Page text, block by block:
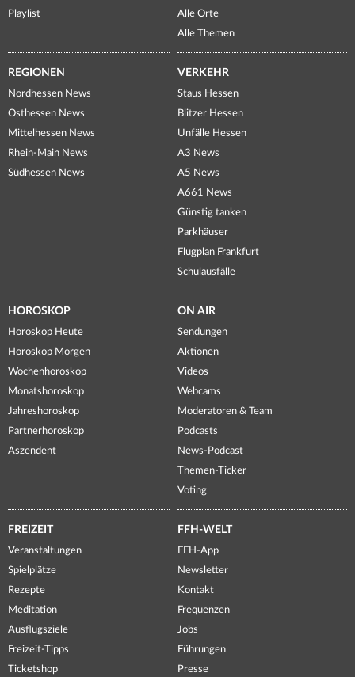
Playlist
Alle Orte
Alle Themen
REGIONEN
Nordhessen News
Osthessen News
Mittelhessen News
Rhein-Main News
Südhessen News
VERKEHR
Staus Hessen
Blitzer Hessen
Unfälle Hessen
A3 News
A5 News
A661 News
Günstig tanken
Parkhäuser
Flugplan Frankfurt
Schulausfälle
HOROSKOP
Horoskop Heute
Horoskop Morgen
Wochenhoroskop
Monatshoroskop
Jahreshoroskop
Partnerhoroskop
Aszendent
ON AIR
Sendungen
Aktionen
Videos
Webcams
Moderatoren & Team
Podcasts
News-Podcast
Themen-Ticker
Voting
FREIZEIT
Veranstaltungen
Spielplätze
Rezepte
Meditation
Ausflugsziele
Freizeit-Tipps
Ticketshop
FFH-WELT
FFH-App
Newsletter
Kontakt
Frequenzen
Jobs
Führungen
Presse